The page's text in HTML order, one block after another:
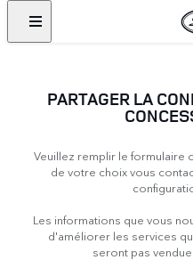
PARTAGER LA
Veuillez remplir le formulaire
de votre choix vous
Les informations que vous
d'améliorer les services
seront pas